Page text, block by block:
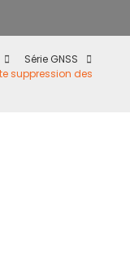
Série GNSS
suppression des